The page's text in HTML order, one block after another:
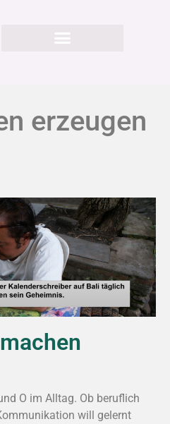
erzeugen
O im Alltag. Ob beruflich
will gelernt